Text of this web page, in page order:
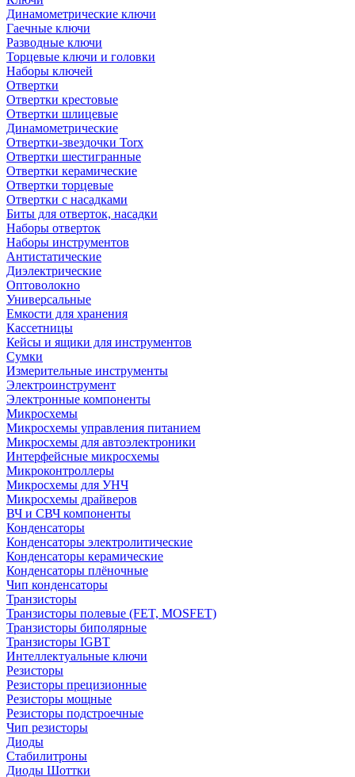
Динамометрические ключи
Гаечные ключи
Разводные ключи
Торцевые ключи и головки
Наборы ключей
Отвертки
Отвертки крестовые
Отвертки шлицевые
Динамометрические
Отвертки-звездочки Torx
Отвертки шестигранные
Отвертки керамические
Отвертки торцевые
Отвертки с насадками
Биты для отверток, насадки
Наборы отверток
Наборы инструментов
Антистатические
Диэлектрические
Оптоволокно
Универсальные
Емкости для хранения
Кассетницы
Кейсы и ящики для инструментов
Сумки
Измерительные инструменты
Электроинструмент
Электронные компоненты
Микросхемы
Микросхемы управления питанием
Микросхемы для автоэлектроники
Интерфейсные микросхемы
Микроконтроллеры
Микросхемы для УНЧ
Микросхемы драйверов
ВЧ и СВЧ компоненты
Конденсаторы
Конденсаторы электролитические
Конденсаторы керамические
Конденсаторы плёночные
Чип конденсаторы
Транзисторы
Транзисторы полевые (FET, MOSFET)
Транзисторы биполярные
Транзисторы IGBT
Интеллектуальные ключи
Резисторы
Резисторы прецизионные
Резисторы мощные
Резисторы подстроечные
Чип резисторы
Диоды
Стабилитроны
Диоды Шоттки